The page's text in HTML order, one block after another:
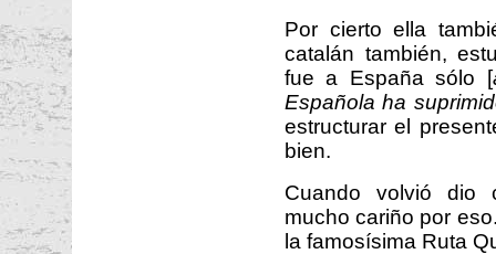
Por cierto ella
catalán también,
fue a España sólo [
Española ha
estructurar el
bien.
Cuando volvió dio
mucho cariño por
la famosísima Ruta